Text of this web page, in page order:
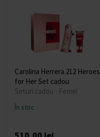
Carolina Herrera 212 Heroes
for Her Set cadou
Seturi cadou - Femei
În stoc